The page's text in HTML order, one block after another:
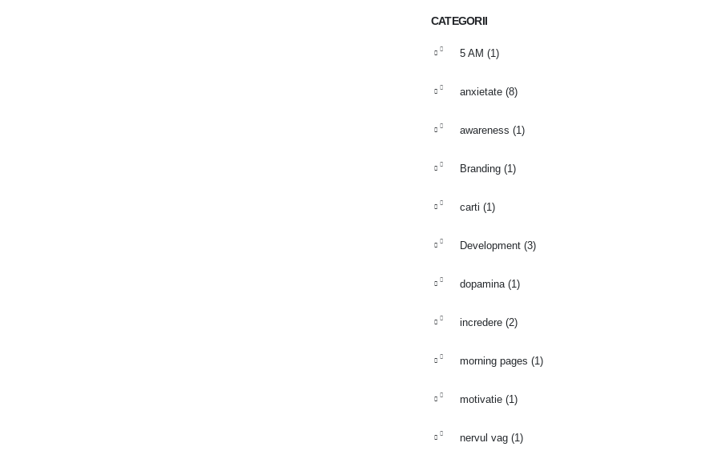
CATEGORII
5 AM (1)
anxietate (8)
awareness (1)
Branding (1)
carti (1)
Development (3)
dopamina (1)
incredere (2)
morning pages (1)
motivatie (1)
nervul vag (1)